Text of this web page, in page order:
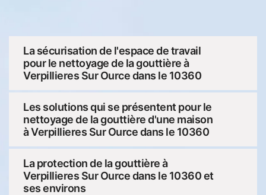
La sécurisation de l'espace de travail
pour le nettoyage de la gouttière à
Verpillieres Sur Ource dans le 10360
Les solutions qui se présentent pour le
nettoyage de la gouttière d'une maison
à Verpillieres Sur Ource dans le 10360
La protection de la gouttière à
Verpillieres Sur Ource dans le 10360 et
ses environs